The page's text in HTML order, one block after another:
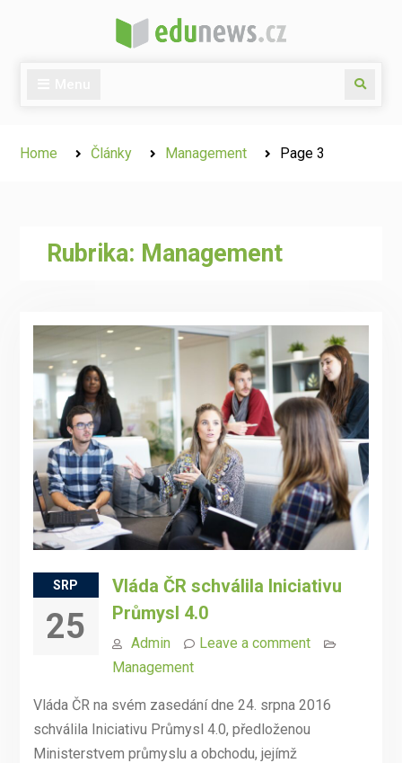
Search
Home Články Management Page 3
Rubrika: Management
SRP
25
Vláda ČR schválila Iniciativu
Průmysl 4.0
Admin
Leave a comment
Management
Vláda ČR na svém zasedání dne 24. srpna 2016
schválila Iniciativu Průmysl 4.0, předloženou
Ministerstvem průmyslu a obchodu, jejímž